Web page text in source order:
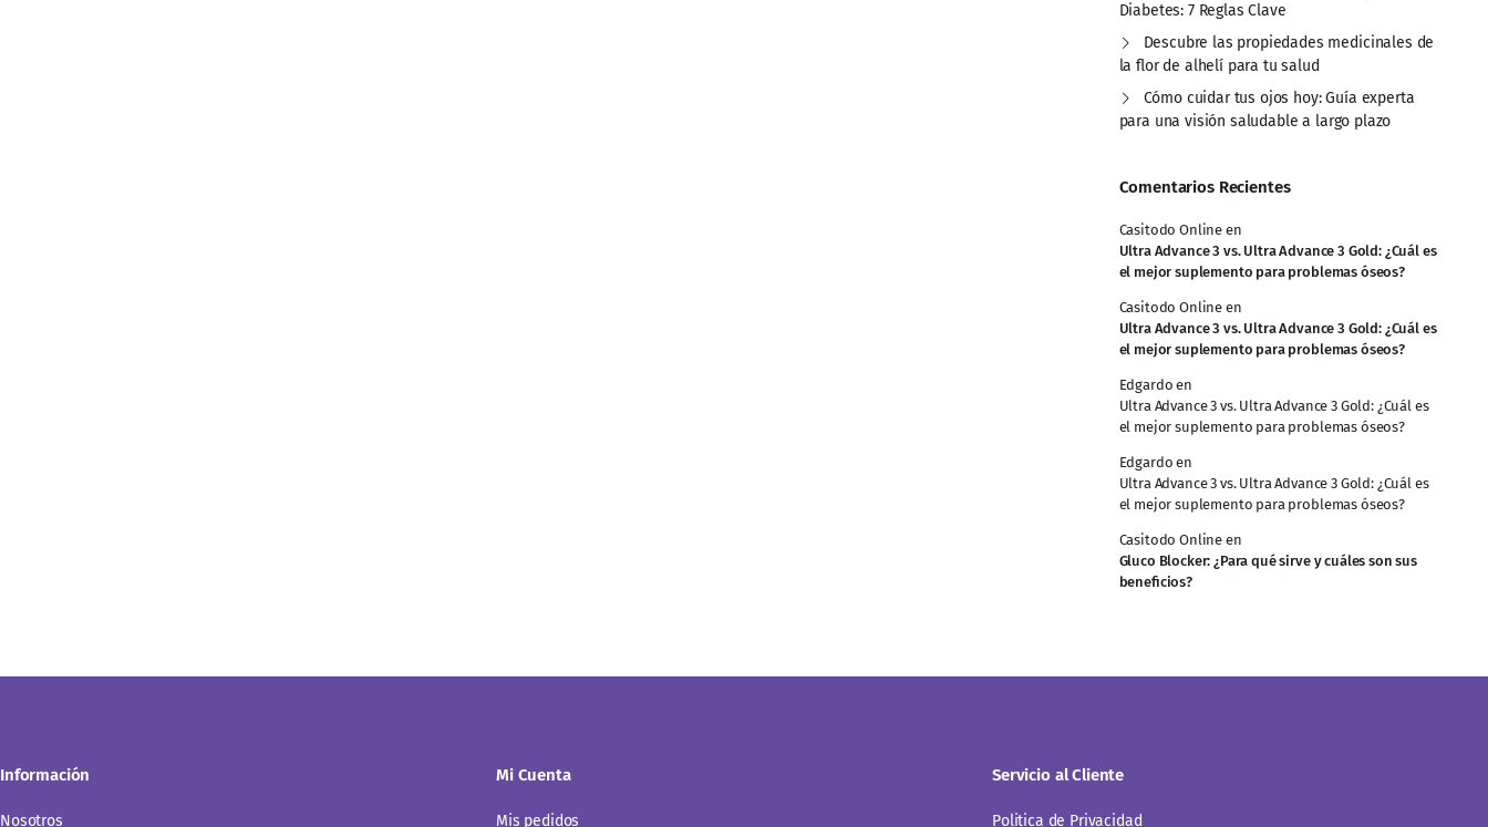
Diabetes: 7 Reglas Clave
Descubre las propiedades medicinales de
la flor de alhelí para tu salud
Cómo cuidar tus ojos hoy: Guía experta
para una visión saludable a largo plazo
Comentarios Recientes
Casitodo Online en
Ultra Advance 3 vs. Ultra Advance 3 Gold: ¿Cuál es
el mejor suplemento para problemas óseos?
Casitodo Online en
Ultra Advance 3 vs. Ultra Advance 3 Gold: ¿Cuál es
el mejor suplemento para problemas óseos?
Edgardo en
Ultra Advance 3 vs. Ultra Advance 3 Gold: ¿Cuál es
el mejor suplemento para problemas óseos?
Edgardo en
Ultra Advance 3 vs. Ultra Advance 3 Gold: ¿Cuál es
el mejor suplemento para problemas óseos?
Casitodo Online en
Gluco Blocker: ¿Para qué sirve y cuáles son sus
beneficios?
Información
Nosotros
Mi Cuenta
Mis pedidos
Servicio al Cliente
Politica de Privacidad